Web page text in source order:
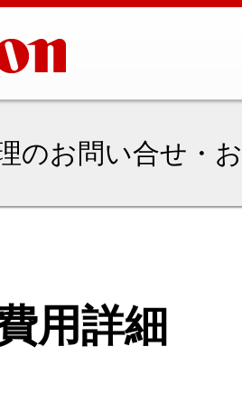
のお問い合せ・
用詳細